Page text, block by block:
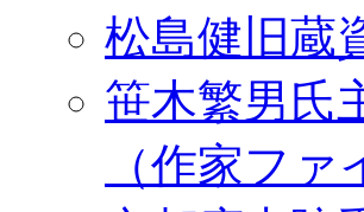
松島健旧蔵
笹木繁男氏
（作家ファ